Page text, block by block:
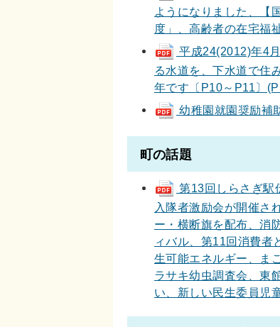
ようになりました、【
度」、高齢者の在宅福
平成24(2012)年4
る水道を、下水道で住
年です〔P10～P11〕
幼稚園就園奨励補
町の話題
第13回しらさぎ駅
入隊者激励会が開催さ
ー・横断旗を配布、消
ィバル、第11回消費者
生可能エネルギー、ま
ラサキ幼虫調査会、東
い、新しい民生委員児